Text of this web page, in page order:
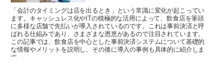
「会計のタイミングは店を出るとき」という常識に変化が起こってい
ます。キャッシュレス化やITの積極的な活用によって、飲食店を筆頭
に多様な店舗で先払いが導入されているのです。これは事前決済と呼
ばれる仕組みであり、さまざまな恩恵があるので注目されています。
この記事では、飲食店を中心とした事前決済システムについて基礎的
な情報やメリットを説明し、その後に導入の事例も具体的に紹介しま
す。